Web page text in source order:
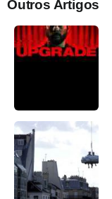
Outros Artigos